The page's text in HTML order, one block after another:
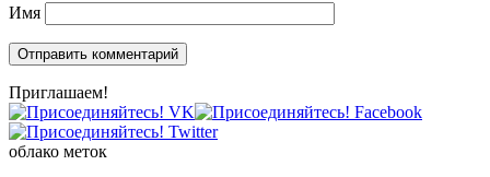
Имя
Приглашаем!
облако меток